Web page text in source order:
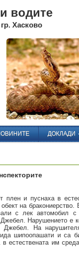
водите
Хасково
ДОКЛАДИ
и пуснаха в
на бракониерство.
с лек автомобил с
Нарушението е
Джебел. На
шипоопашати и са
естествената им